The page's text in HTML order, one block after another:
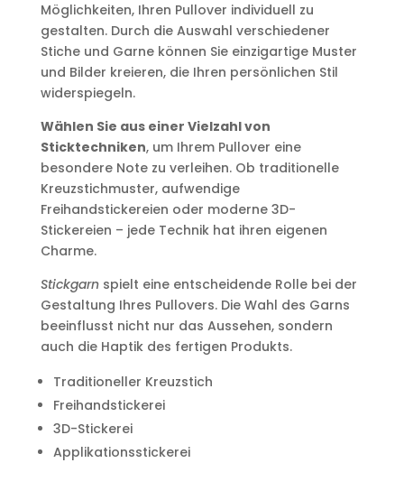
Möglichkeiten, Ihren Pullover individuell zu
gestalten. Durch die Auswahl verschiedener
Stiche und Garne können Sie einzigartige Muster
und Bilder kreieren, die Ihren persönlichen Stil
widerspiegeln.
Wählen Sie aus einer Vielzahl von
Sticktechniken, um Ihrem Pullover eine
besondere Note zu verleihen. Ob traditionelle
Kreuzstichmuster, aufwendige
Freihandstickereien oder moderne 3D-
Stickereien – jede Technik hat ihren eigenen
Charme.
Stickgarnspielt eine entscheidende Rolle bei der
Gestaltung Ihres Pullovers. Die Wahl des Garns
beeinflusst nicht nur das Aussehen, sondern
auch die Haptik des fertigen Produkts.
Traditioneller Kreuzstich
Freihandstickerei
3D-Stickerei
Applikationsstickerei